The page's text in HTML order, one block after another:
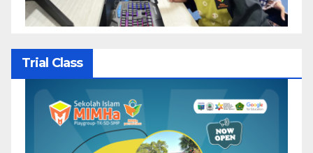
Trial Class